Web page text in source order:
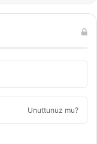
Unuttunuz mu?